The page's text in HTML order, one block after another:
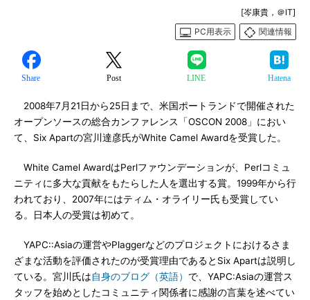
[岑康貴，＠IT]
PC用表示
関連情報
Share Post LINE Hatena
2008年7月21日から25日まで、米国ポートランドで開催された
オープンソースの総合カンファレンス「OSCON 2008」におい
て、Six Apartの宮川達彦氏がWhite Camel Awardを受賞した。
White Camel AwardはPerlファウンデーションが、Perlコミュ
ニティに多大な貢献をもたらした人を選出する賞。1999年から行
われており、2007年にはティム・オライリー氏も受賞してい
る。日本人の受賞は初めて。
YAPC::Asiaの運営やPlaggerなどのプロジェクトにおけるさま
ざまな活動を評価されたのが受賞理由であるとSix Apartは説明し
ている。宮川氏は自身のブログ（英語） で、YAPC:Asiaの運営ス
タッフを始めとしたコミュニティ関係者に感謝の言葉を述べてい